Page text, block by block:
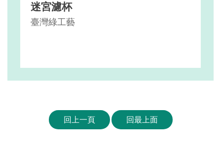
迷宮濾杯
臺灣綠工藝
回上一頁 回最上面